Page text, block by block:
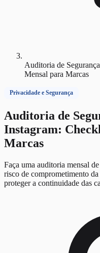
Auditoria de
Mensal para Marcas
Privacidade e Segurança
Auditoria de
Instagram:
Marcas
Faça uma auditoria mensal
risco de comprometimento
proteger a continuidade das